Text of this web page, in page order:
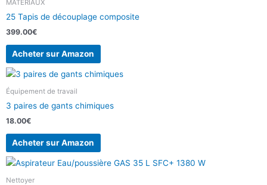
MATÉRIAUX
25 Tapis de découplage composite
399.00€
Acheter sur Amazon
Équipement de travail
3 paires de gants chimiques
18.00€
Acheter sur Amazon
Nettoyer